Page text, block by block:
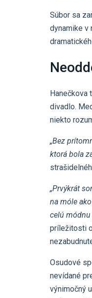
Súbor sa
dynamike v
divadlo.
niekto
„Bez
ktorá bola
„Prvýkrát
na móle
celú módnu
príležitosti
Osudové
nevídané
výnimočný